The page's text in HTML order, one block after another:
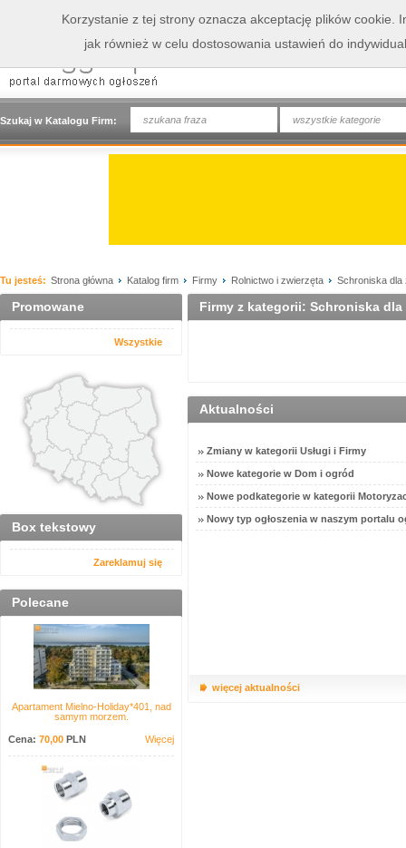
Szukaj w Katalogu Firm: wszystkie kategorie
Tu jesteś: Strona główna Katalog firm Firmy Rolnictwo i zwierzęta Schroniska dla
Promowane
Wszystkie
Box tekstowy
Zareklamuj się
Polecane
Apartament Mielno-Holiday*401, nad
samym morzem.
Cena: 70,00 PLN Więcej
Firmy z kategorii: Schroniska dla
Aktualności
Zmiany w kategorii Usługi i Firmy
Nowe kategorie w Dom i ogród
Nowe podkategorie w kategorii
Nowy typ ogłoszenia w naszym portalu
więcej aktualności
Korzystanie z tej strony oznacza akceptację plików cookie.
jak również w celu dostosowania ustawień do